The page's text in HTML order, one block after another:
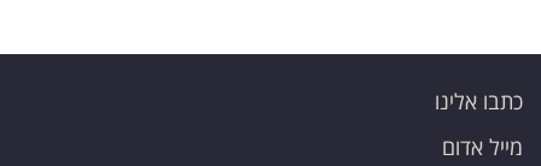
כתבו אלינו
מייל אדום